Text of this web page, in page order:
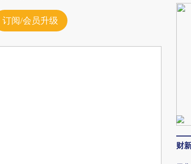
订阅/会员升级
财